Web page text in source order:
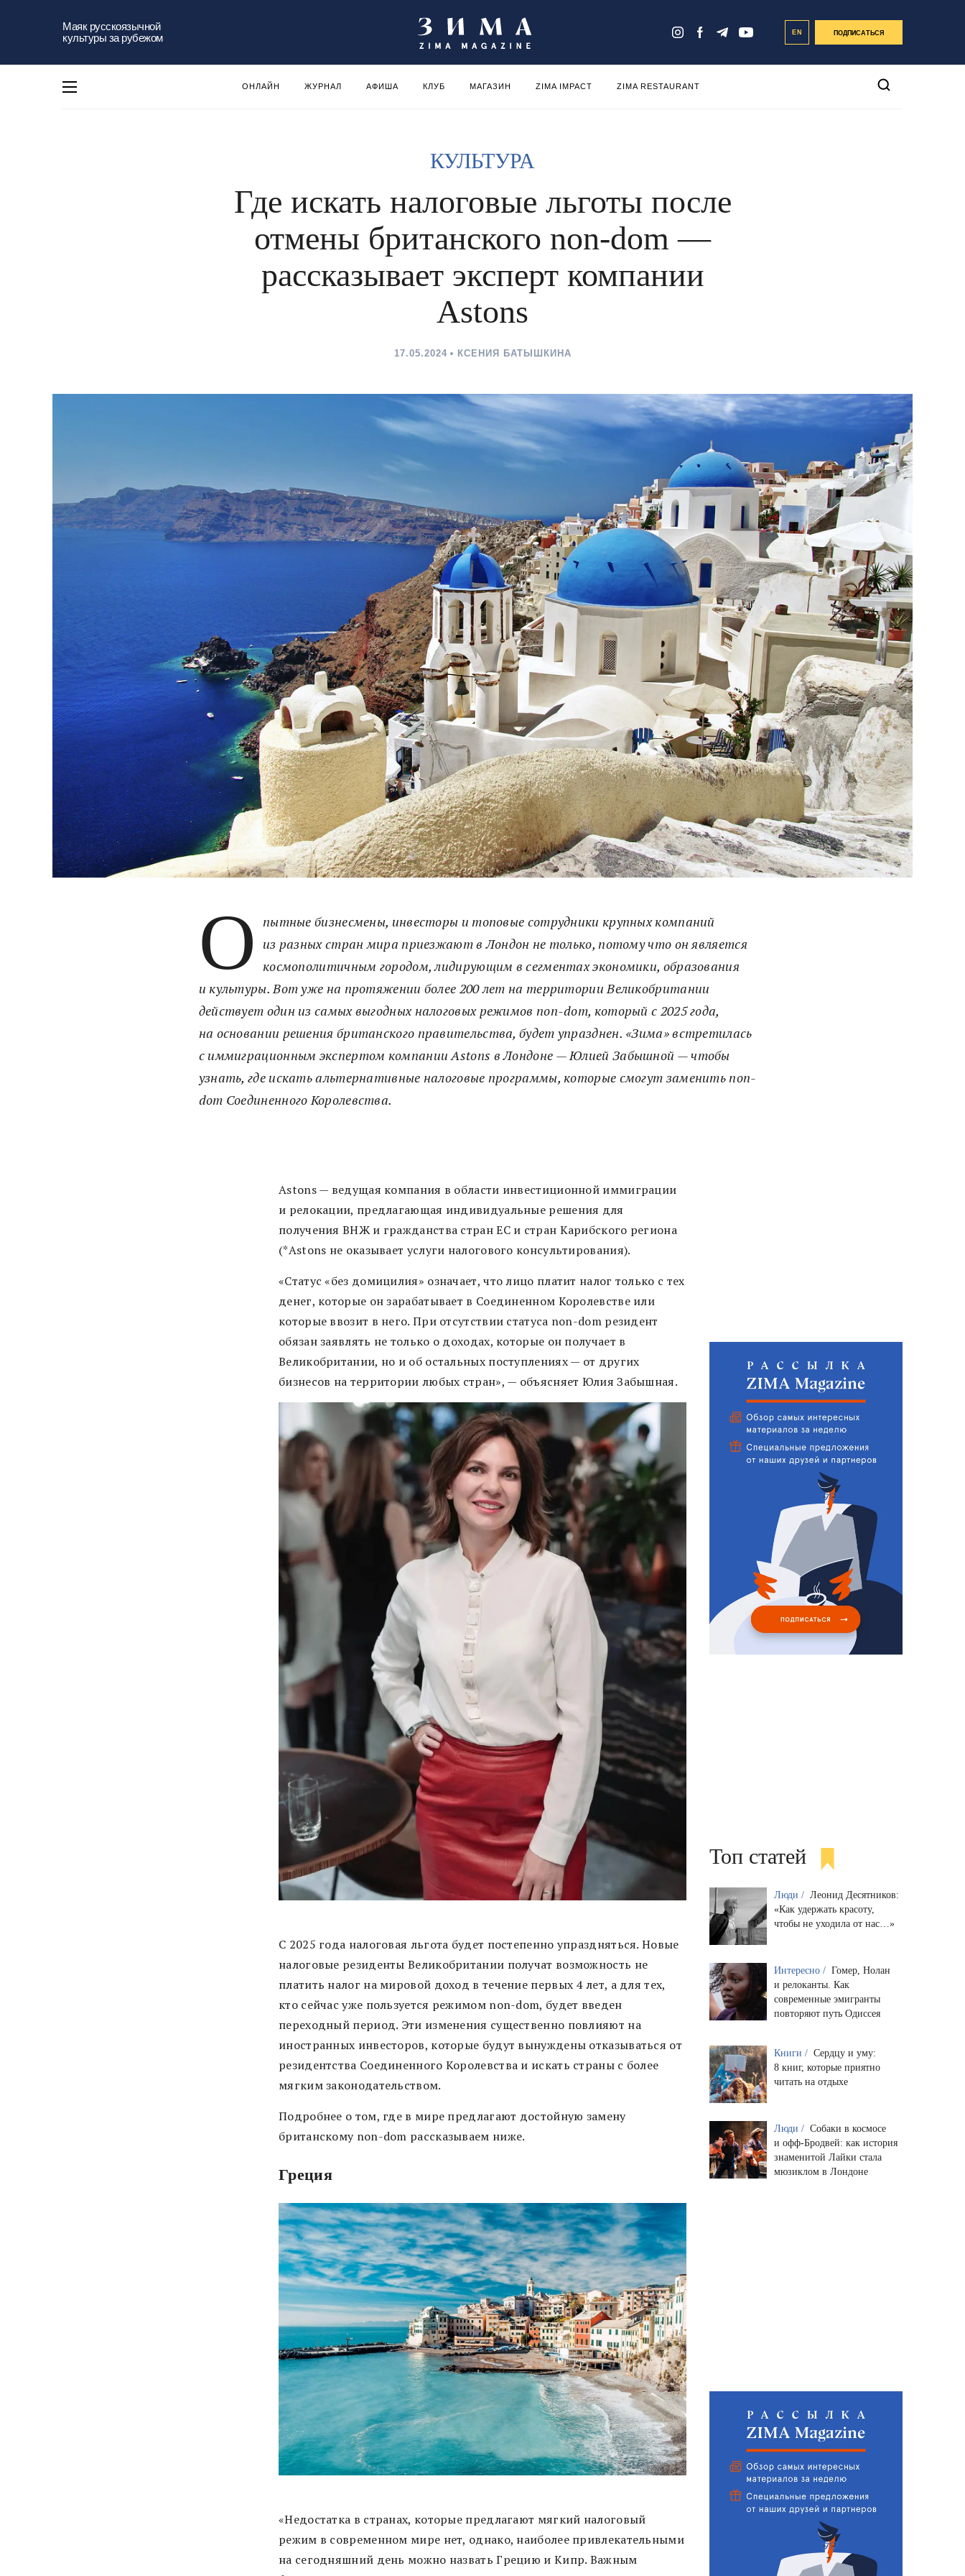
Маяк русскоязычной
культуры за рубежом
EN ПОДПИСАТЬСЯ
ОНЛАЙН ЖУРНАЛ АФИША КЛУБ МАГАЗИН ZIMA IMPACT ZIMA RESTAURANT
КУЛЬТУРА
Где искать налоговые льготы после
отмены британского non-dom —
рассказывает эксперт компании
Astons
17.05.2024 КСЕНИЯ БАТЫШКИНА
О пытные бизнесмены, инвесторы и топовые сотрудники крупных компаний
из разных стран мира приезжают в Лондон не только, потому что он является
космополитичным городом, лидирующим в сегментах экономики, образования
и культуры. Вот уже на протяжении более 200 лет на территории Великобритании
действует один из самых выгодных налоговых режимов non-dom, который с 2025 года,
на основании решения британского правительства, будет упразднен. «Зима» встретилась
с иммиграционным экспертом компании Astons в Лондоне — Юлией Забышной — чтобы
узнать, где искать альтернативные налоговые программы, которые смогут заменить non-
dom Соединенного Королевства.
Astons — ведущая компания в области инвестиционной иммиграции
и релокации, предлагающая индивидуальные решения для
получения ВНЖ и гражданства стран ЕС и стран Карибского региона
(*Astons не оказывает услуги налогового консультирования).
«Статус «без домицилия» означает, что лицо платит налог только с тех
денег, которые он зарабатывает в Соединенном Королевстве или
которые ввозит в него. При отсутствии статуса non-dom резидент
обязан заявлять не только о доходах, которые он получает в
Великобритании, но и об остальных поступлениях — от других
бизнесов на территории любых стран», — объясняет Юлия Забышная.
С 2025 года налоговая льгота будет постепенно упраздняться. Новые
налоговые резиденты Великобритании получат возможность не
платить налог на мировой доход в течение первых 4 лет, а для тех,
кто сейчас уже пользуется режимом non-dom, будет введен
переходный период. Эти изменения существенно повлияют на
иностранных инвесторов, которые будут вынуждены отказываться от
резидентства Соединенного Королевства и искать страны с более
мягким законодательством.
Подробнее о том, где в мире предлагают достойную замену
британскому non-dom рассказываем ниже.
Греция
«Недостатка в странах, которые предлагают мягкий налоговый
режим в современном мире нет, однако, наиболее привлекательными
на сегодняшний день можно назвать Грецию и Кипр. Важным
Топ статей
Люди / Леонид Десятников:
«Как удержать красоту,
чтобы не уходила от нас…»
Интересно / Гомер, Нолан
и релоканты. Как
современные эмигранты
повторяют путь Одиссея
Книги / Сердцу и уму:
8 книг, которые приятно
читать на отдыхе
Люди / Собаки в космосе
и офф-Бродвей: как история
знаменитой Лайки стала
мюзиклом в Лондоне